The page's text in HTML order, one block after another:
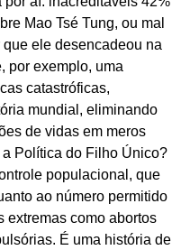
Mao Tsé Tung, ou mal
ele desencadeou na
por exemplo, uma
catastróficas,
mundial, eliminando
de vidas em meros
Política do Filho Único?
populacional, que
ao número permitido
extremas como abortos
É uma história de